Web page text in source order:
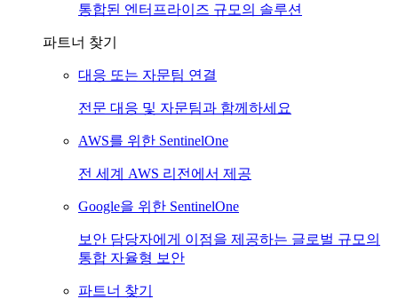
통합된 엔터프라이즈 규모의 솔루션
파트너 찾기
대응 또는 자문팀 연결
전문 대응 및 자문팀과 함께하세요
AWS를 위한 SentinelOne
전 세계 AWS 리전에서 제공
Google을 위한 SentinelOne
보안 담당자에게 이점을 제공하는 글로벌 규모의
통합 자율형 보안
파트너 찾기